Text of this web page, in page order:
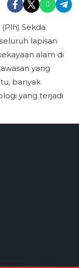
Sekda
lapisan
alam di
yang
banyak
yang terjadi